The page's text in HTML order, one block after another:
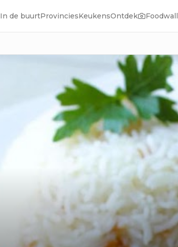
In de buurtProvinciesKeukensOntdek Foodwall